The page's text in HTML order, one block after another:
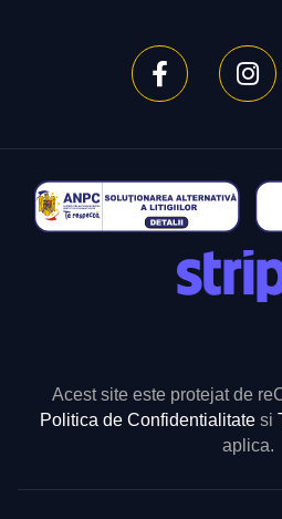
Acest site este protejat de
Politica de Confidentialitate si
aplica.